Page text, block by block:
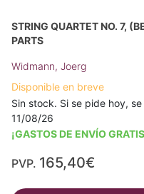
STRING QUARTET NO. 7,
PARTS
Widmann, Joerg
Disponible en breve
Sin stock. Si se pide hoy,
11/08/26
¡GASTOS DE ENVÍO
PVP. 165,40€